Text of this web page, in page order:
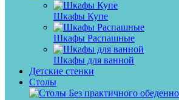
Шкафы Купе
Шкафы Распашные
Шкафы для ванной
Детские стенки
Столы
Без практичного